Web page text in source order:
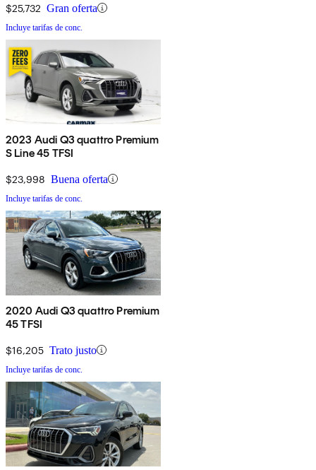
$25,732 Gran oferta
Incluye tarifas de conc.
2023 Audi Q3 quattro Premium
S Line 45 TFSI
$23,998 Buena oferta
Incluye tarifas de conc.
2020 Audi Q3 quattro Premium
45 TFSI
$16,205 Trato justo
Incluye tarifas de conc.